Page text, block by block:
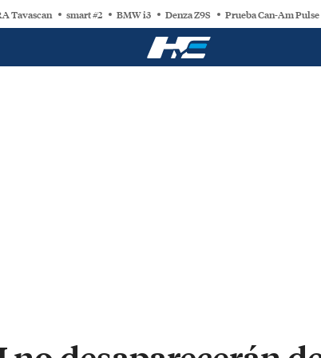
Tavascan smart #2 BMW i3 Denza Z9S Prueba Can-Am Pulse